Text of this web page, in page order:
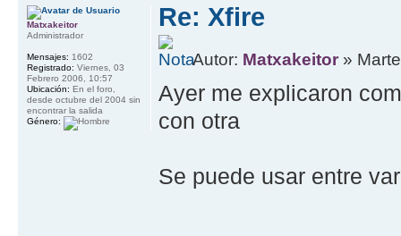
Re: Xfire
Autor: Matxakeitor »
Ayer me explicaron
con otra
Se puede usar entre
Matxakeitor
Administrador
Mensajes: 1602
Registrado: Viernes, 03
Febrero 2006, 10:57
Ubicación: En el foro,
desde octubre del 2004 sin
encontrar la salida
Género: